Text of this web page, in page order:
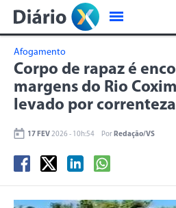
Afogamento
Corpo de rapaz é
margens do Rio
levado por correnteza
17 FEV2026 - 10h:54 Por Redação/VS